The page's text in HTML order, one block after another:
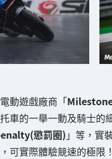
動遊戲廠商「
車的一舉一動及騎士的
懲罰圈) 」等，實
可實際體驗競速的極限！